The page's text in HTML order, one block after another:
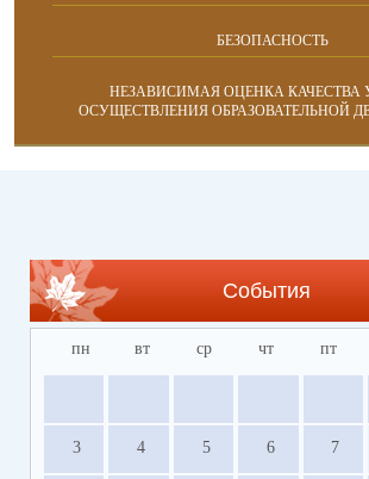
БЕЗОПАСНОСТЬ
НЕЗАВИСИМАЯ ОЦЕНКА КАЧЕСТВА
ОСУЩЕСТВЛЕНИЯ ОБРАЗОВАТЕЛЬНОЙ
События
пн вт ср чт пт
3 4 5 6 7